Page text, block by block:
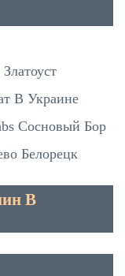
В Украине
Сосновый Бор
Белорецк
В